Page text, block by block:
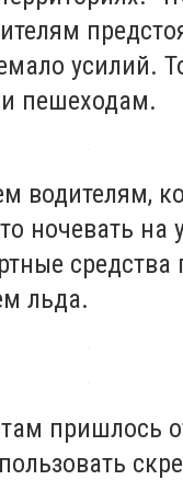
усилий.
пешеходам.
водителям,
ночевать на
льда.
пришлось